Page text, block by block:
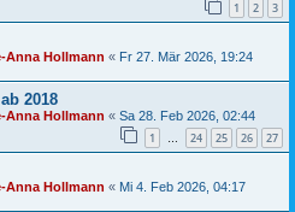
1 2 3
Anna Hollmann « Fr 27. Mär 2026, 19:24
2018
Anna Hollmann « Sa 28. Feb 2026, 02:44
1 … 24 25 26 27
Anna Hollmann « Mi 4. Feb 2026, 04:17